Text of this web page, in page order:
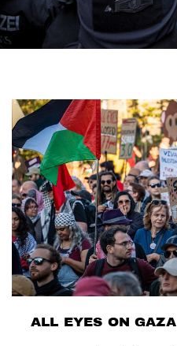
ALL EYES ON GAZA